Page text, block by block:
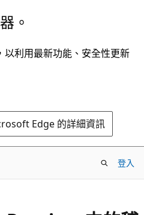
。
利用最新功能、安全性更新
Edge 的詳細資訊
登入